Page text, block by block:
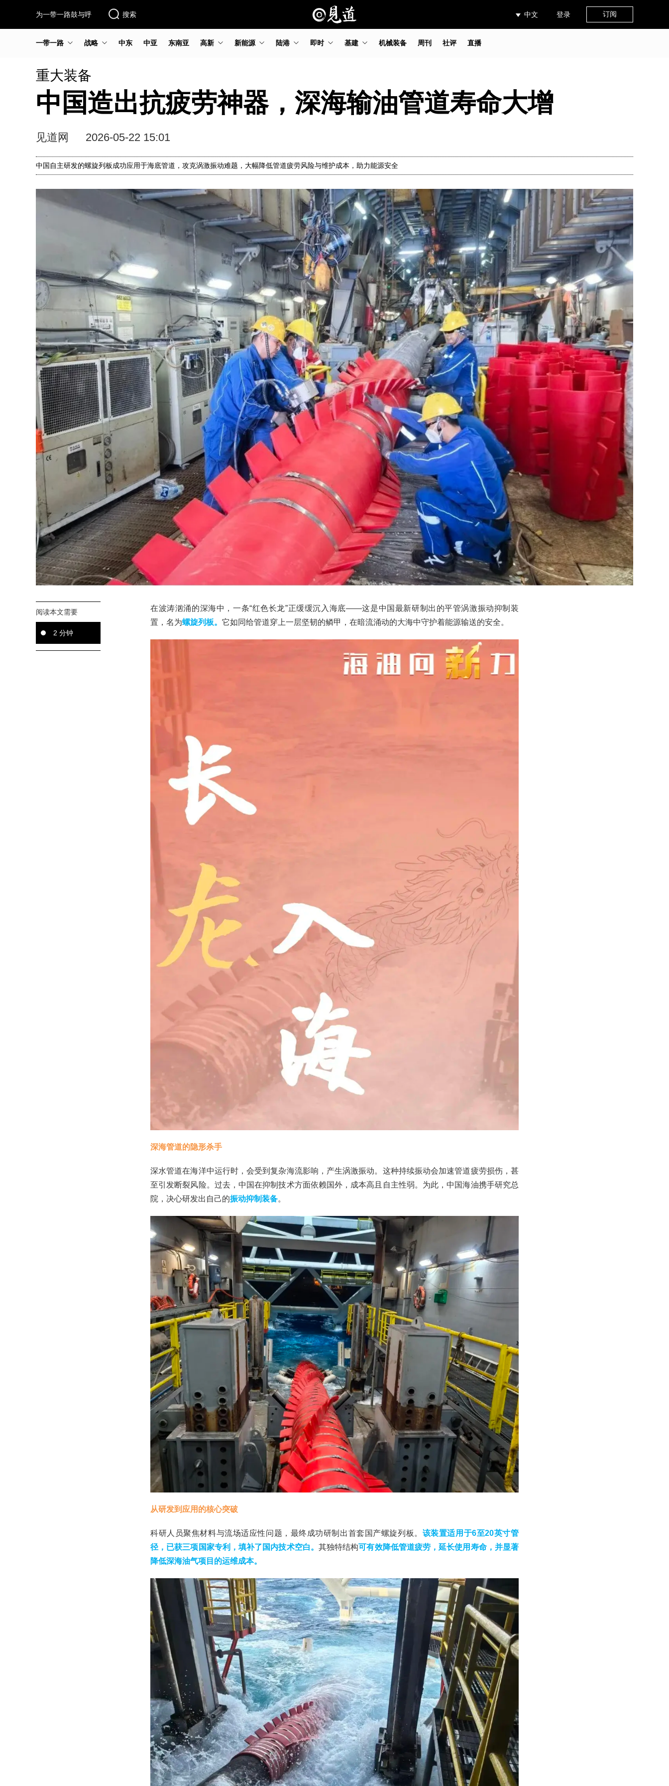
为一带一路鼓与呼 搜索 中文 登录 订阅
一带一路 战略 中东 中亚 东南亚 高新 新能源 陆港 即时 基建 机械装备 周刊 社评 直播
重大装备
中国造出抗疲劳神器，深海输油管道寿命大增
见道网 2026-05-22 15:01
中国自主研发的螺旋列板成功应用于海底管道，攻克涡激振动难题，大幅降低管道疲劳风险与维护成本，助力能源安全
阅读本文需要
2 分钟
在波涛汹涌的深海中，一条“红色长龙”正缓缓沉入海底——这是中国最新研制出的平管涡激振动抑制装
置，名为螺旋列板。 它如同给管道穿上一层坚韧的鳞甲，在暗流涌动的大海中守护着能源输送的安全。
深海管道的隐形杀手
深水管道在海洋中运行时，会受到复杂海流影响，产生涡激振动。这种持续振动会加速管道疲劳损伤，甚
至引发断裂风险。过去，中国在抑制技术方面依赖国外，成本高且自主性弱。为此，中国海油携手研究总
院，决心研发出自己的振动抑制装备。
从研发到应用的核心突破
科研人员聚焦材料与流场适应性问题，最终成功研制出首套国产螺旋列板。 该装置适用于6至20英寸管
径，已获三项国家专利，填补了国内技术空白。 其独特结构可有效降低管道疲劳，延长使用寿命，并显著
降低深海油气项目的运维成本。